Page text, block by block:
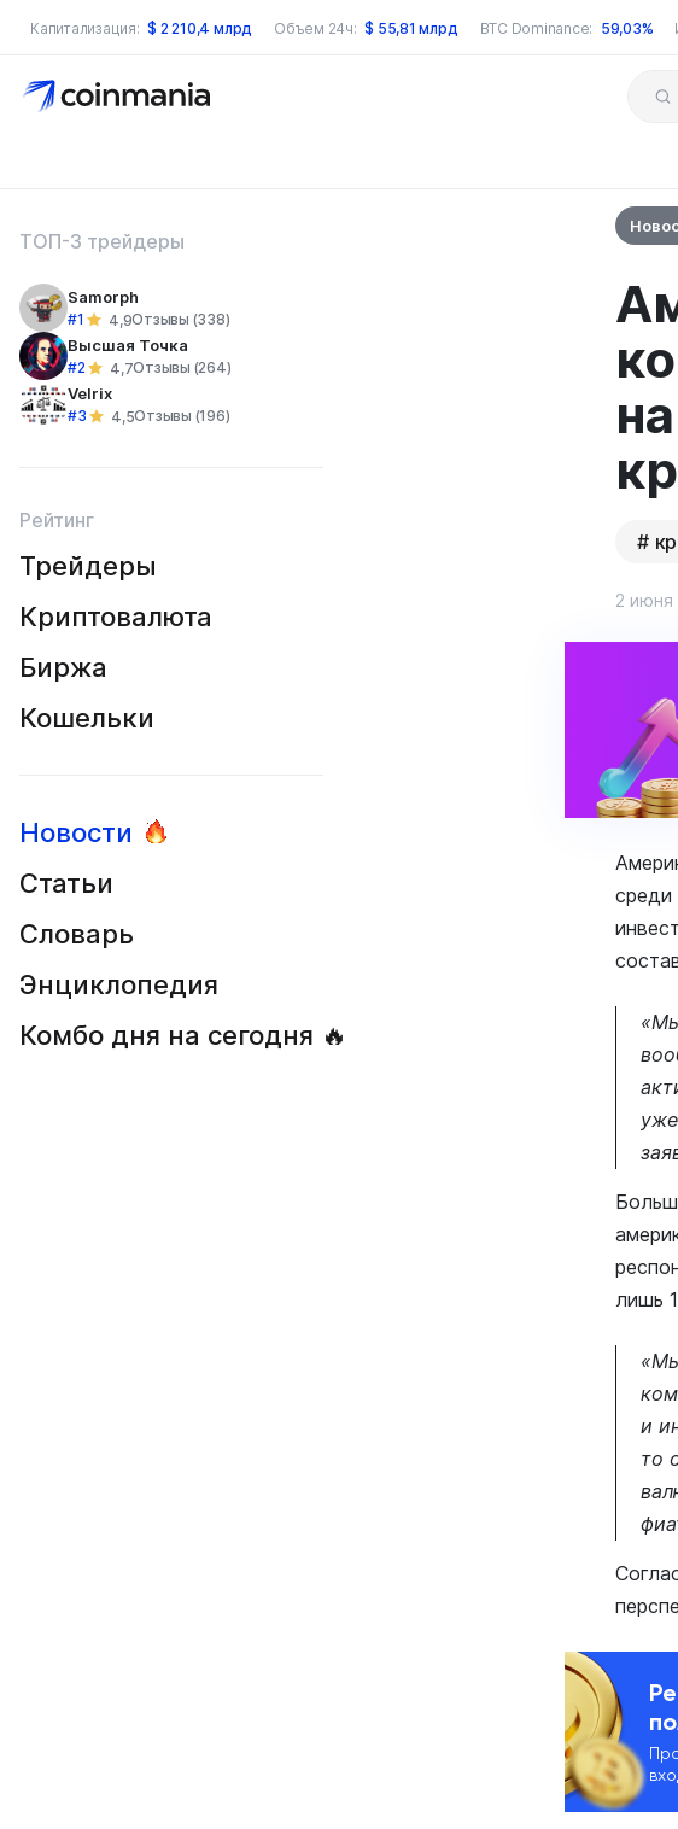
Капитализация: $ 2 210,4 млрд Объем 24ч: $ 55,81 млрд BTC Dominance: 59,03%
по сайту
ТОП-3 трейдеры
Samorph
#1 4,9Отзывы (338)
Высшая Точка
#2 4,7Отзывы (264)
Velrix
#3 4,5Отзывы (196)
Рейтинг
Трейдеры
Криптовалюта
Биржа
Кошельки
Новости
Статьи
Словарь
Энциклопедия
Комбо дня на сегодня 🔥
2 июня
среди
лишь
и
то